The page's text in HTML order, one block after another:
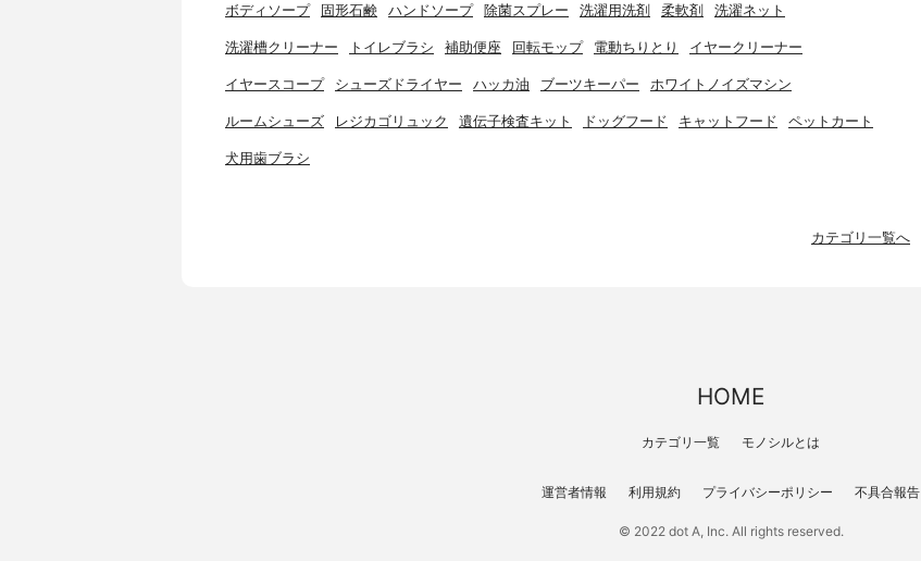
ボディソープ 固形石鹸 ハンドソープ 除菌スプレー 洗濯用洗剤 柔軟剤 洗濯ネット
洗濯槽クリーナー トイレブラシ 補助便座 回転モップ 電動ちりとり イヤークリーナー
イヤースコープ シューズドライヤー ハッカ油 ブーツキーパー ホワイトノイズマシン
ルームシューズ レジカゴリュック 遺伝子検査キット ドッグフード キャットフード ペットカート
犬用歯ブラシ
カテゴリ一覧へ
HOME
カテゴリ一覧 モノシルとは
運営者情報 利用規約 プライバシーポリシー 不具合報告
© 2022 dot A, Inc. All rights reserved.